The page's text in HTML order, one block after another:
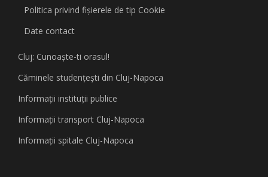
Politica privind fişierele de tip Cookie
Date contact
Cluj: Cunoaşte-ti orasul!
Căminele studenţeşti din Cluj-Napoca
Informaţii instituţii publice
Informaţii transport Cluj-Napoca
Informaţii spitale Cluj-Napoca